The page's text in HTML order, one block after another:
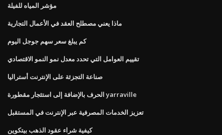
مؤشر المياه للفيلة
ماذا يعني مصطلح العقد في الأعمال التجارية
كم يبلغ سعر سهم جوجل اليوم
تقييم العوامل التي تحدد معدل نمو النمو الاقتصادي
صناعة التجزئة على الإنترنت أستراليا
الحرف بالإضافة إلى استئجار مقطورة yarraville
تعزيز الخدمات المصرفية عبر الإنترنت في المستقبل
كيفية شراء عقود الذهب بيتكوين